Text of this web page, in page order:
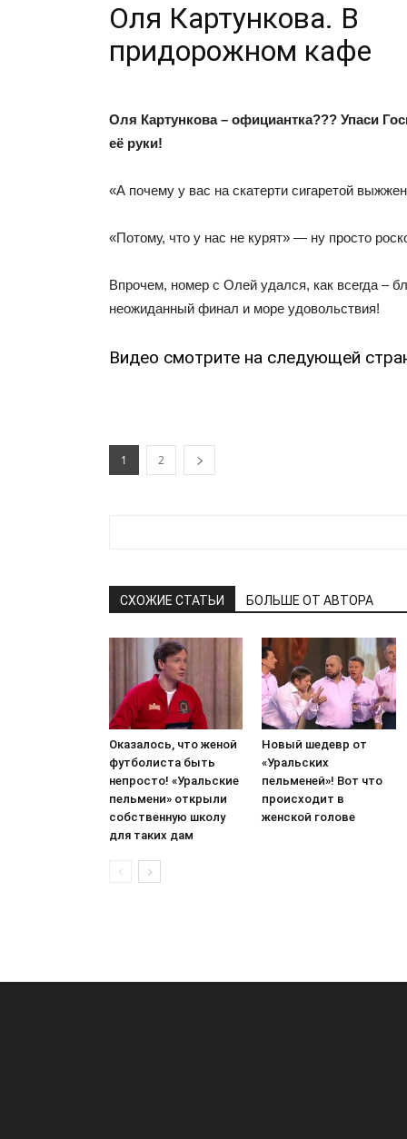
Оля Картункова. В
придорожном кафе
Оля Картункова – официантка??? Упаси
её руки!
«А почему у вас на скатерти сигаретой
«Потому, что у нас не курят» — ну просто
Впрочем, номер с Олей удался, как всегда –
неожиданный финал и море удовольствия!
Видео смотрите на следующей
1 2
СХОЖИЕ СТАТЬИ БОЛЬШЕ ОТ АВТОРА
Оказалось, что женой
футболиста быть
непросто! «Уральские
пельмени» открыли
собственную школу
для таких дам
Новый шедевр от
«Уральских
пельменей»! Вот что
происходит в
женской голове